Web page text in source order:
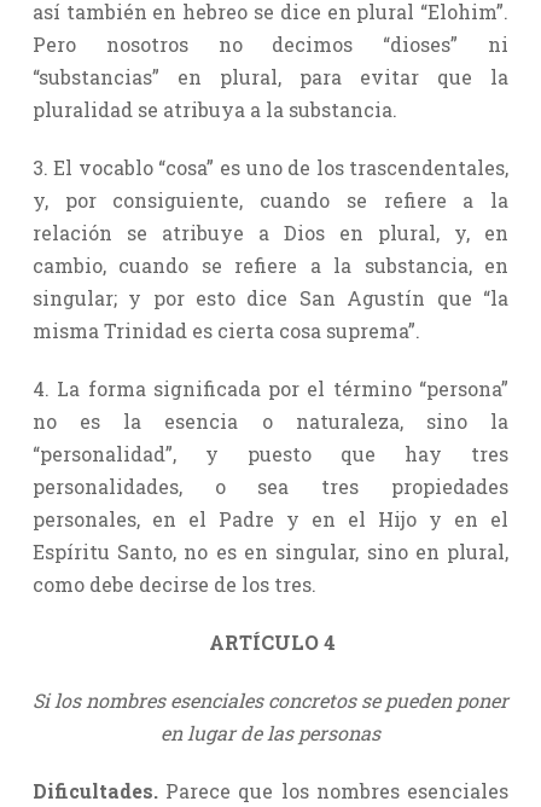
así también en hebreo se dice en plural “Elohim”.
Pero nosotros no decimos “dioses” ni
“substancias” en plural, para evitar que la
pluralidad se atribuya a la substancia.
3. El vocablo “cosa” es uno de los trascendentales,
y, por consiguiente, cuando se refiere a la
relación se atribuye a Dios en plural, y, en
cambio, cuando se refiere a la substancia, en
singular; y por esto dice San Agustín que “la
misma Trinidad es cierta cosa suprema”.
4. La forma significada por el término “persona”
no es la esencia o naturaleza, sino la
“personalidad”, y puesto que hay tres
personalidades, o sea tres propiedades
personales, en el Padre y en el Hijo y en el
Espíritu Santo, no es en singular, sino en plural,
como debe decirse de los tres.
ARTÍCULO 4
Si los nombres esenciales concretos se pueden poner
en lugar de las personas
Dificultades.Parece que los nombres esenciales